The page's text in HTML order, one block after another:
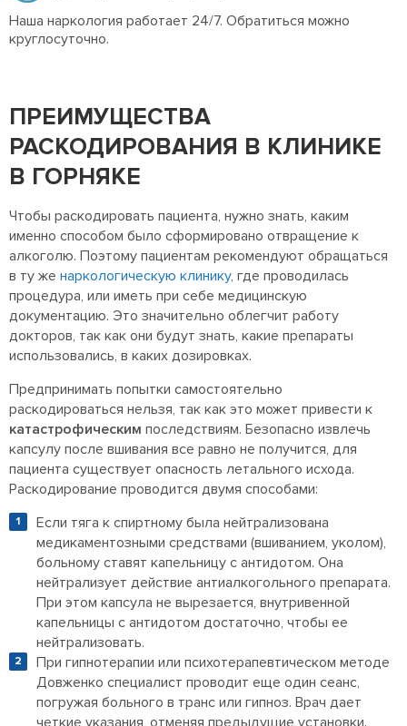
Наша наркология работает 24/7. Обратиться можно
круглосуточно.
ПРЕИМУЩЕСТВА
РАСКОДИРОВАНИЯ В КЛИНИКЕ
В ГОРНЯКЕ
Чтобы раскодировать пациента, нужно знать, каким
именно способом было сформировано отвращение к
алкоголю. Поэтому пациентам рекомендуют обращаться
в ту же наркологическую клинику, где проводилась
процедура, или иметь при себе медицинскую
документацию. Это значительно облегчит работу
докторов, так как они будут знать, какие препараты
использовались, в каких дозировках.
Предпринимать попытки самостоятельно
раскодироваться нельзя, так как это может привести к
катастрофическим последствиям. Безопасно извлечь
капсулу после вшивания все равно не получится, для
пациента существует опасность летального исхода.
Раскодирование проводится двумя способами:
Если тяга к спиртному была нейтрализована
медикаментозными средствами (вшиванием, уколом),
больному ставят капельницу с антидотом. Она
нейтрализует действие антиалкогольного препарата.
При этом капсула не вырезается, внутривенной
капельницы с антидотом достаточно, чтобы ее
нейтрализовать.
При гипнотерапии или психотерапевтическом методе
Довженко специалист проводит еще один сеанс,
погружая больного в транс или гипноз. Врач дает